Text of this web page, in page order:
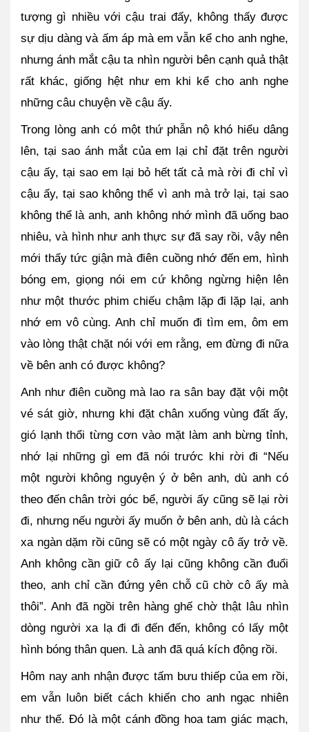
tượng gì nhiều với cậu trai đấy, không thấy được
sự dịu dàng và ấm áp mà em vẫn kể cho anh nghe,
nhưng ánh mắt cậu ta nhìn người bên cạnh quả thật
rất khác, giống hệt như em khi kể cho anh nghe
những câu chuyện về cậu ấy.
Trong lòng anh có một thứ phẫn nộ khó hiểu dâng
lên, tại sao ánh mắt của em lại chỉ đặt trên người
cậu ấy, tại sao em lại bỏ hết tất cả mà rời đi chỉ vì
cậu ấy, tại sao không thể vì anh mà trở lại, tại sao
không thể là anh, anh không nhớ mình đã uống bao
nhiêu, và hình như anh thực sự đã say rồi, vậy nên
mới thấy tức giận mà điên cuồng nhớ đến em, hình
bóng em, giọng nói em cứ không ngừng hiện lên
như một thước phim chiếu chậm lặp đi lặp lại, anh
nhớ em vô cùng. Anh chỉ muốn đi tìm em, ôm em
vào lòng thật chặt nói với em rằng, em đừng đi nữa
về bên anh có được không?
Anh như điên cuồng mà lao ra sân bay đặt vội một
vé sát giờ, nhưng khi đặt chân xuống vùng đất ấy,
gió lạnh thổi từng cơn vào mặt làm anh bừng tỉnh,
nhớ lại những gì em đã nói trước khi rời đi “Nếu
một người không nguyện ý ở bên anh, dù anh có
theo đến chân trời góc bể, người ấy cũng sẽ lại rời
đi, nhưng nếu người ấy muốn ở bên anh, dù là cách
xa ngàn dặm rồi cũng sẽ có một ngày cô ấy trở về.
Anh không cần giữ cô ấy lại cũng không cần đuổi
theo, anh chỉ cần đứng yên chỗ cũ chờ cô ấy mà
thôi”. Anh đã ngồi trên hàng ghế chờ thật lâu nhìn
dòng người xa lạ đi đi đến đến, không có lấy một
hình bóng thân quen. Là anh đã quá kích động rồi.
Hôm nay anh nhận được tấm bưu thiếp của em rồi,
em vẫn luôn biết cách khiến cho anh ngạc nhiên
như thế. Đó là một cánh đồng hoa tam giác mạch,